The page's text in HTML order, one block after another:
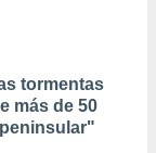
tormentas
más de 50